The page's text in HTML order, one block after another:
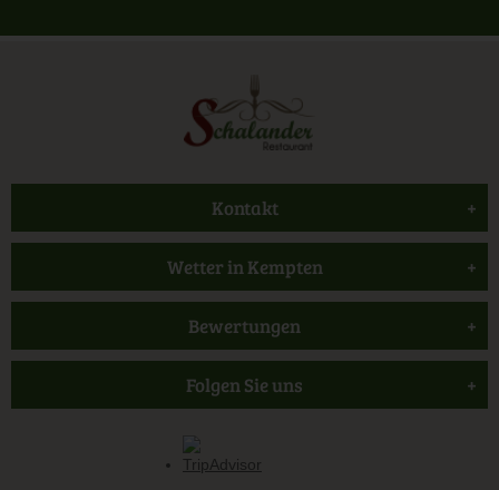
Kontakt
Wetter in Kempten
Bewertungen
Folgen Sie uns